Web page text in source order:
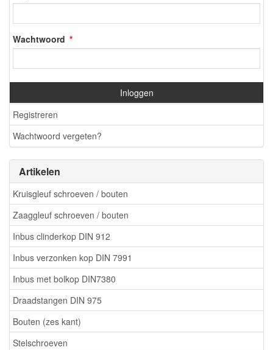
Wachtwoord
Inloggen
Registreren
Wachtwoord vergeten?
Artikelen
Kruisgleuf schroeven / bouten
Zaaggleuf schroeven / bouten
Inbus clinderkop DIN 912
Inbus verzonken kop DIN 7991
Inbus met bolkop DIN7380
Draadstangen DIN 975
Bouten (zes kant)
Stelschroeven